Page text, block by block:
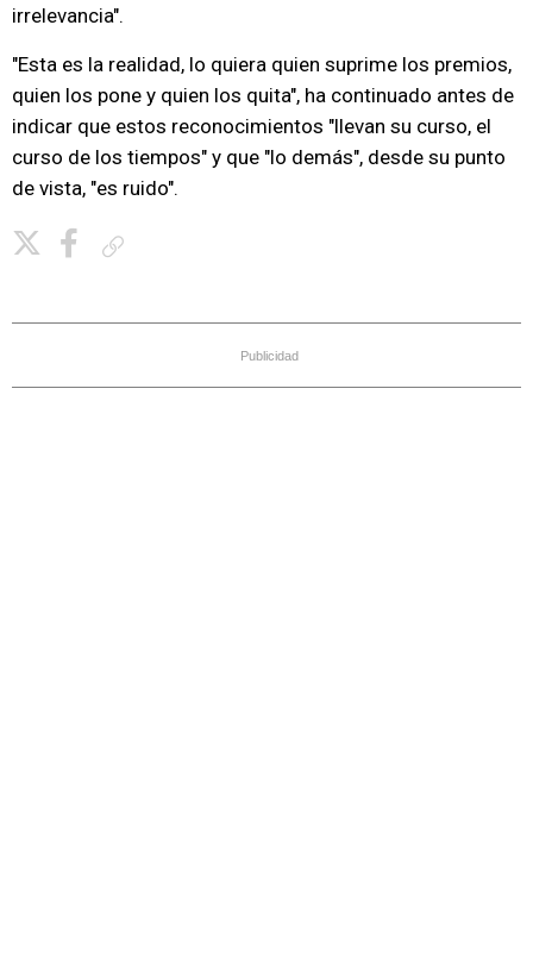
irrelevancia".
"Esta es la realidad, lo quiera quien suprime los premios,
quien los pone y quien los quita", ha continuado antes de
indicar que estos reconocimientos "llevan su curso, el
curso de los tiempos" y que "lo demás", desde su punto
de vista, "es ruido".
Publicidad